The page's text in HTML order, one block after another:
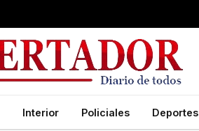
Interior Policiales Deportes